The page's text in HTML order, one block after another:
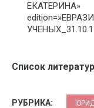
Список
РУБРИКА: